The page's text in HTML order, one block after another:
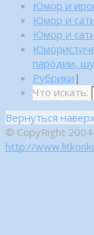
Юмор и
Юмор и
Юмор и
пародии,
Рубрики |
Что искать:
Вернуться
© CopyRight
http://